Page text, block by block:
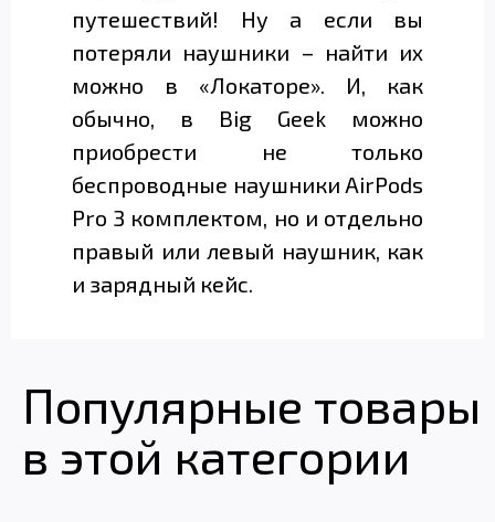
путешествий! Ну а если вы
потеряли наушники – найти их
можно в «Локаторе». И, как
обычно, в Big Geek можно
приобрести не только
беспроводные наушники AirPods
Pro 3 комплектом, но и отдельно
правый или левый наушник, как
и зарядный кейс.
Популярные товары
в этой категории